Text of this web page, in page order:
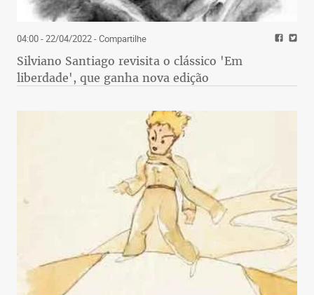
04:00 - 22/04/2022- Compartilhe
Silviano Santiago revisita o clássico 'Em
liberdade', que ganha nova edição